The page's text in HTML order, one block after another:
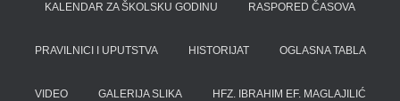
KALENDAR ZA ŠKOLSKU GODINU RASPORED ČASOVA
PRAVILNICI I UPUTSTVA HISTORIJAT OGLASNA TABLA
VIDEO GALERIJA SLIKA HFZ. IBRAHIM EF. MAGLAJILIĆ